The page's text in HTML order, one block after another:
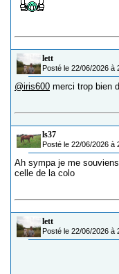
lett
Posté le 22/06/2026 à
@iris600 merci trop bien
ls37
Posté le 22/06/2026 à
Ah sympa je me
celle de la colo
lett
Posté le 22/06/2026 à